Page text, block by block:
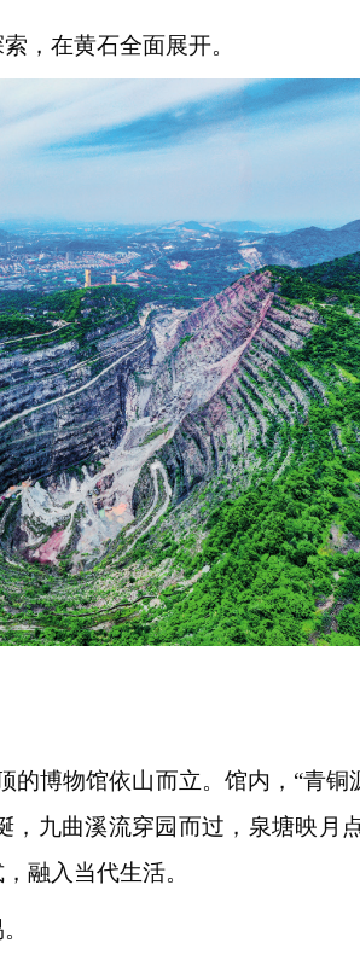
，在黄石全面展开。
博物馆依山而立。馆内，“青铜
，九曲溪流穿园而过，泉塘映
融入当代生活。